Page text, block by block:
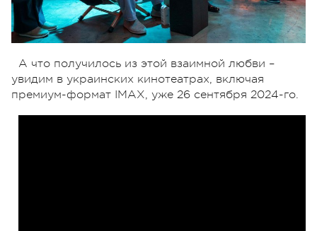
А что получилось из этой взаимной любви –
увидим в украинских кинотеатрах, включая
премиум-формат IMAX, уже 26 сентября 2024-го.